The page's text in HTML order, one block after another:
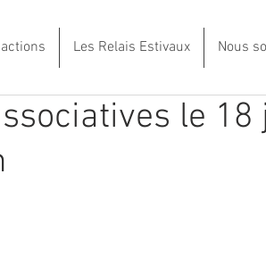
Les Relais Estivaux Nous
le